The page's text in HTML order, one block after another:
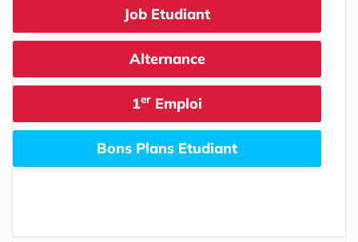
Job Etudiant
Alternance
1er Emploi
Bons Plans Etudiant